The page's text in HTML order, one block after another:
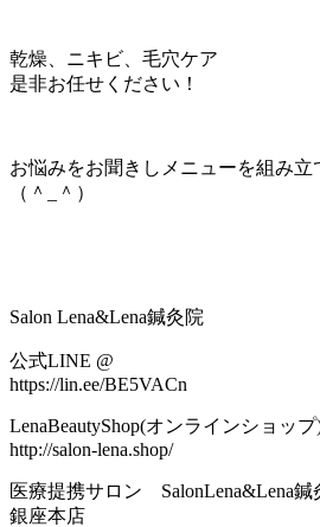
乾燥、ニキビ、毛穴ケア
是非お任せください！
お悩みをお聞きしメニューを組み立
（＾_＾）
Salon Lena&Lena鍼灸院
公式LINE @
https://lin.ee/BE5VACn
LenaBeautyShop(オンラインショップ
http://salon-lena.shop/
医療提携サロン SalonLena&Lena鍼
銀座本店